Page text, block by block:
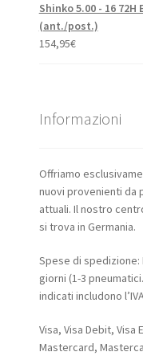
Shinko 5.00 - 16 72H
(ant./post.)
154,95€
Informazioni
Offriamo
nuovi provenienti da
attuali. Il nostro
si trova in Germania.
Spese di spedizione:
giorni (1-3
indicati includono
Visa, Visa Debit, Visa
Mastercard,